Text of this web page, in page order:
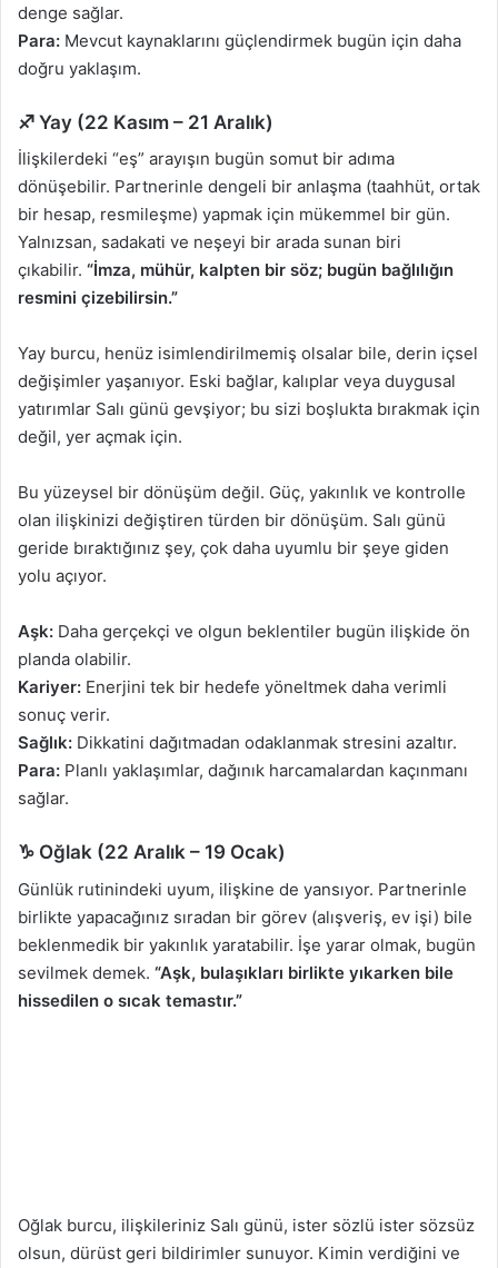
denge sağlar.
Para: Mevcut kaynaklarını güçlendirmek bugün için daha
doğru yaklaşım.
♐ Yay (22 Kasım – 21 Aralık)
İlişkilerdeki “eş” arayışın bugün somut bir adıma
dönüşebilir. Partnerinle dengeli bir anlaşma (taahhüt, ortak
bir hesap, resmileşme) yapmak için mükemmel bir gün.
Yalnızsan, sadakati ve neşeyi bir arada sunan biri
çıkabilir. “İmza, mühür, kalpten bir söz; bugün bağlılığın
resmini çizebilirsin.”
Yay burcu, henüz isimlendirilmemiş olsalar bile, derin içsel
değişimler yaşanıyor. Eski bağlar, kalıplar veya duygusal
yatırımlar Salı günü gevşiyor; bu sizi boşlukta bırakmak için
değil, yer açmak için.
Bu yüzeysel bir dönüşüm değil. Güç, yakınlık ve kontrolle
olan ilişkinizi değiştiren türden bir dönüşüm. Salı günü
geride bıraktığınız şey, çok daha uyumlu bir şeye giden
yolu açıyor.
Aşk: Daha gerçekçi ve olgun beklentiler bugün ilişkide ön
planda olabilir.
Kariyer: Enerjini tek bir hedefe yöneltmek daha verimli
sonuç verir.
Sağlık: Dikkatini dağıtmadan odaklanmak stresini azaltır.
Para: Planlı yaklaşımlar, dağınık harcamalardan kaçınmanı
sağlar.
♑ Oğlak (22 Aralık – 19 Ocak)
Günlük rutinindeki uyum, ilişkine de yansıyor. Partnerinle
birlikte yapacağınız sıradan bir görev (alışveriş, ev işi) bile
beklenmedik bir yakınlık yaratabilir. İşe yarar olmak, bugün
sevilmek demek. “Aşk, bulaşıkları birlikte yıkarken bile
hissedilen o sıcak temastır.”
Oğlak burcu, ilişkileriniz Salı günü, ister sözlü ister sözsüz
olsun, dürüst geri bildirimler sunuyor. Kimin verdiğini ve